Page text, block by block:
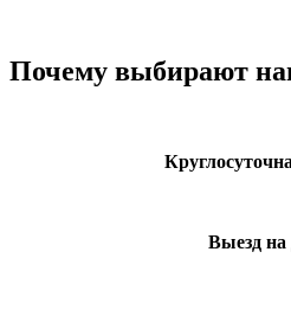
Почему выбирают
Выезд на